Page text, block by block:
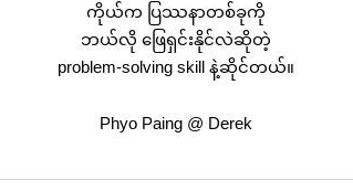
ကိုယ်က ပြဿနာတစ်ခုကို
ဘယ်လို ဖြေရှင်းနိုင်လဲဆိုတဲ့
problem-solving skill နဲ့ဆိုင်တယ်။
Phyo Paing @ Derek